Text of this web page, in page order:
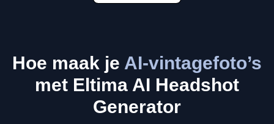
Hoe maak je AI-vintagefoto’s
met Eltima AI Headshot
Generator